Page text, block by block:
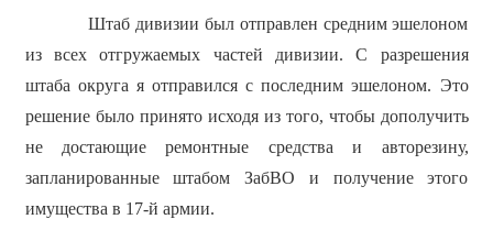
Штаб дивизии был отправлен средним эшелоном
из всех отгружаемых частей дивизии. С разрешения
штаба округа я отправился с последним эшелоном. Это
решение было принято исходя из того, чтобы дополучить
не достающие ремонтные средства и авторезину,
запланированные штабом ЗабВО и получение этого
имущества в 17-й армии.